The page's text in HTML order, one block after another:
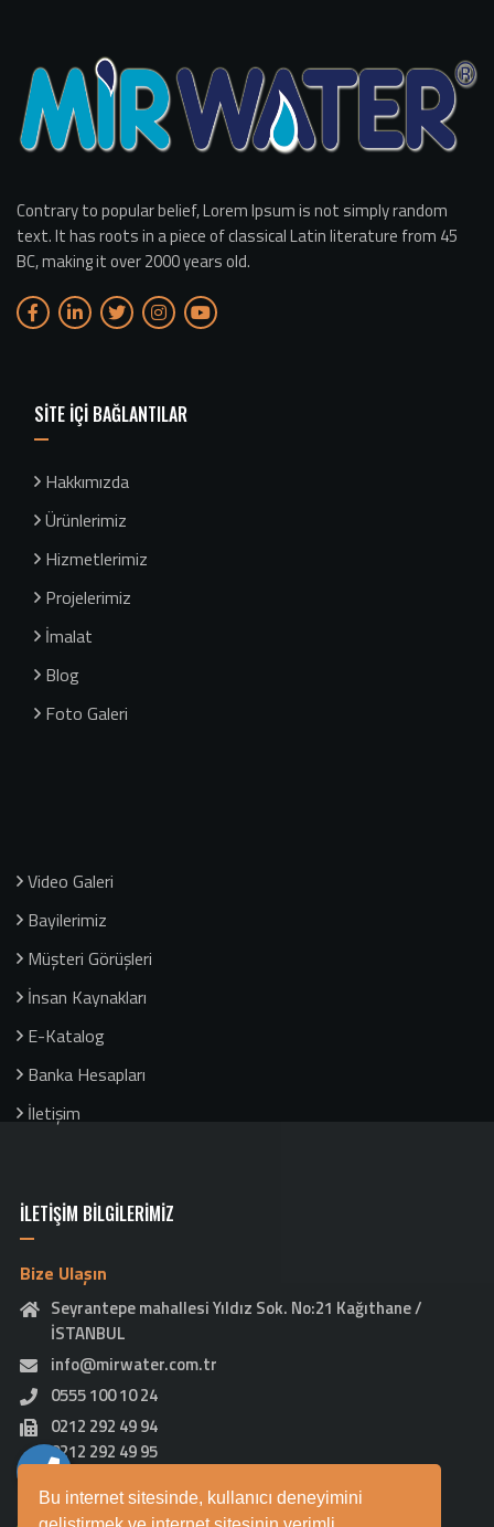
Bu internet sitesinde, kullanıcı deneyimini
Contrary to popular belief, Lorem Ipsum is not simply random
text. It has roots in a piece of classical Latin literature from 45
BC, making it over 2000 years old.
SİTE İÇİ BAĞLANTILAR
Hakkımızda
Ürünlerimiz
Hizmetlerimiz
Projelerimiz
İmalat
Blog
Foto Galeri
Video Galeri
Bayilerimiz
Müşteri Görüşleri
İnsan Kaynakları
E-Katalog
Banka Hesapları
İletişim
İLETİŞİM BİLGİLERİMİZ
Bize Ulaşın
Seyrantepe mahallesi Yıldız Sok. No:21 Kağıthane /
İSTANBUL
info@mirwater.com.tr
0555 100 10 24
0212 292 49 94
0212 292 49 95